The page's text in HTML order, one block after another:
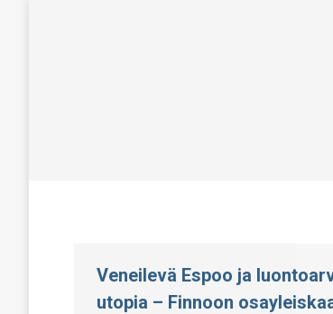
Veneilevä Espoo ja
utopia – Finnoon